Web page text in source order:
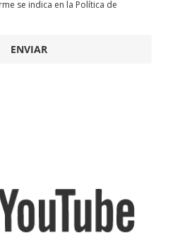
se indica en la Política de
ENVIAR